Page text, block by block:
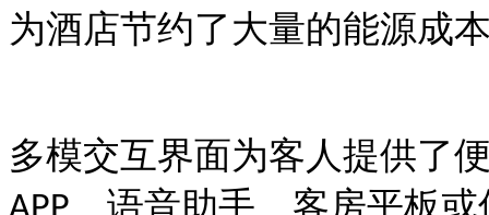
为酒店节约了大量的能源成
多模交互界面为客人提供了
、语音助手、客房平板